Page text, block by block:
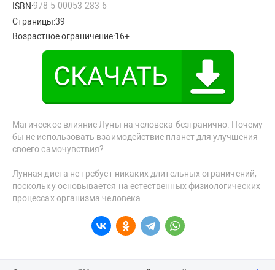
ISBN:978-5-00053-283-6
Страницы:39
Возрастное ограничение:16+
Магическое влияние Луны на человека безгранично. Почему
бы не использовать взаимодействие планет для улучшения
своего самочувствия?
Лунная диета не требует никаких длительных ограничений,
поскольку основывается на естественных физиологических
процессах организма человека.